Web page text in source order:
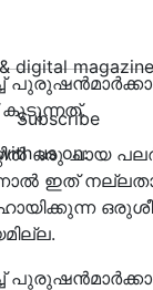
digital
Subscribe
us on:
കൂടുന്നത്.
ഒരു ചായ
ഇത്